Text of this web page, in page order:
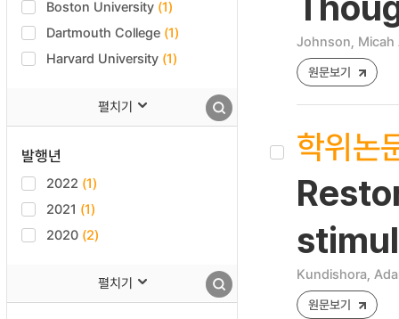
Boston University (1)
Dartmouth College (1)
Harvard University (1)
펼치기
발행년
2022 (1)
2021 (1)
2020 (2)
펼치기
Johnson, Micah
원문보기
학위논
Kundishora,
원문보기